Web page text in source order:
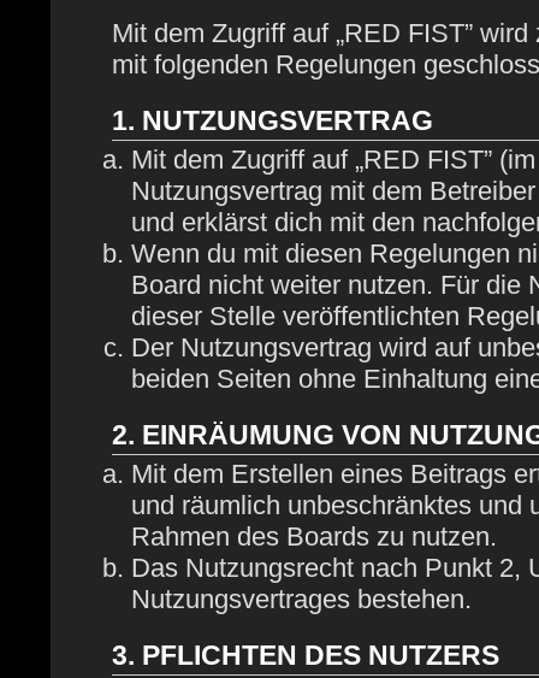
Mit dem Zugriff auf „RED FIST”
mit folgenden Regelungen
1. NUTZUNGSVERTRAG
Mit dem Zugriff auf „RED FIST”
Nutzungsvertrag mit dem
und erklärst dich mit den
Wenn du mit diesen Regelungen
Board nicht weiter nutzen. Für die
dieser Stelle veröffentlichten
Der Nutzungsvertrag wird auf
beiden Seiten ohne Einhaltung
2. EINRÄUMUNG VON
Mit dem Erstellen eines Beitrags
und räumlich unbeschränktes und
Rahmen des Boards zu nutzen.
Das Nutzungsrecht nach Punkt 2,
Nutzungsvertrages bestehen.
3. PFLICHTEN DES NUTZERS